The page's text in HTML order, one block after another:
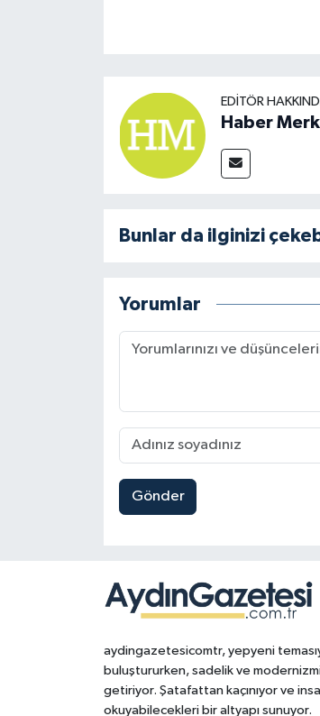
EDITÖR
Haber
Bunlar da ilginizi
Yorumlar
Gönder
aydingazetesicomtr, yepyeni
buluştururken, sadelik ve
getiriyor. Şatafattan kaçınıyor ve
okuyabilecekleri bir altyapı sunuyor.